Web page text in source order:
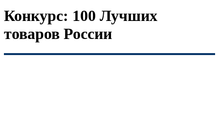
Конкурс: 100 Лучших
товаров России